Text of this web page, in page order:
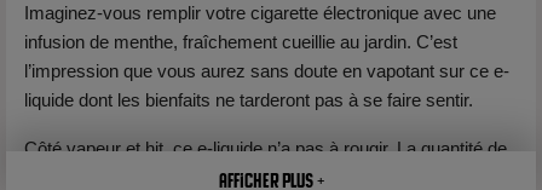
Imaginez-vous remplir votre cigarette électronique avec une
infusion de menthe, fraîchement cueillie au jardin. C’est
l’impression que vous aurez sans doute en vapotant sur ce e-
liquide dont les bienfaits ne tarderont pas à se faire sentir.
Côté vapeur et hit, ce e-liquide n’a pas à rougir. La quantité de
vapeur est tout à fait correcte pour un juice ne contenant que
Afficher plus +